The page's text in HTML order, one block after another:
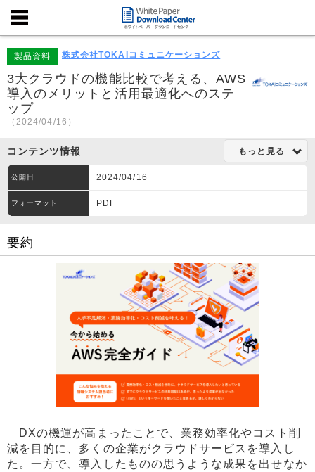
製品資料 株式会社TOKAIコミュニケーションズ
3大クラウドの機能比較で考える、AWS
導入のメリットと活用最適化へのステ
ップ
（2024/04/16）
コンテンツ情報 もっと見る
公開日 2024/04/16
フォーマット PDF
要約
DXの機運が高まったことで、業務効率化やコスト削
減を目的に、多くの企業がクラウドサービスを導入し
た。一方で、導入したものの思うような成果を出せなか